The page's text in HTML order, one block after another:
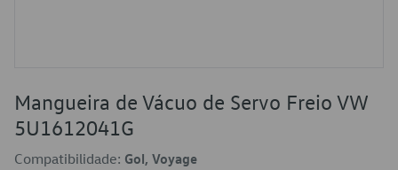
Mangueira de Vácuo de Servo Freio VW
5U1612041G
Compatibilidade: Gol, Voyage